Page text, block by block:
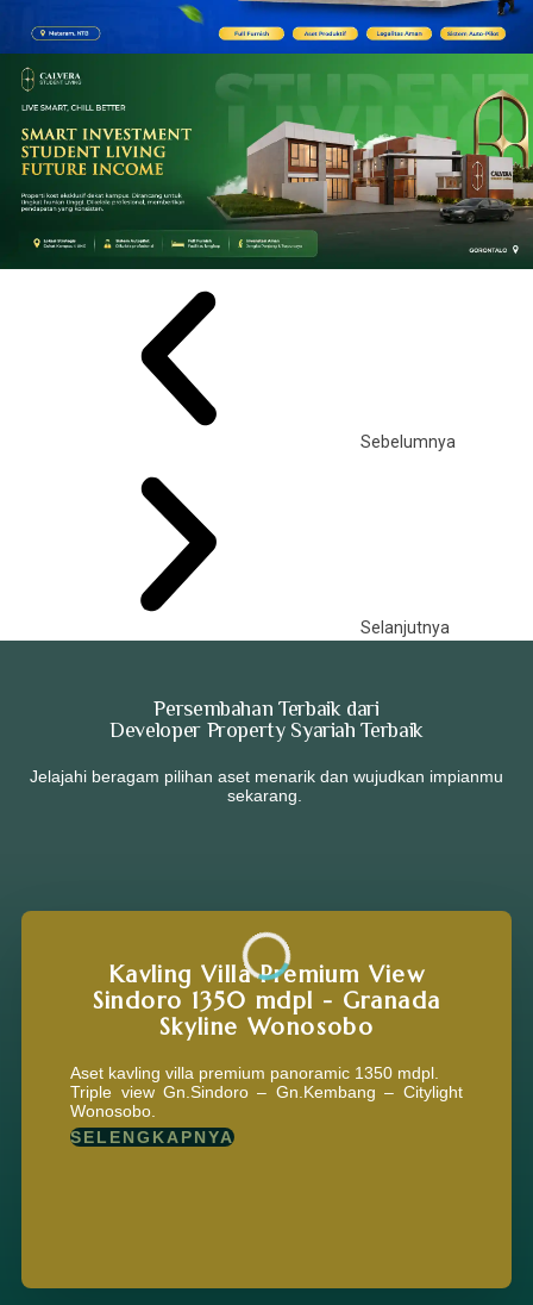
Sebelumnya
Selanjutnya
Persembahan Terbaik dari
Developer Property Syariah Terbaik
Jelajahi beragam pilihan aset menarik dan wujudkan impianmu
sekarang.
Kavling Villa Premium View
Sindoro 1350 mdpl - Granada
Skyline Wonosobo
Aset kavling villa premium panoramic 1350 mdpl.
Triple view Gn.Sindoro – Gn.Kembang – Citylight
Wonosobo.
SELENGKAPNYA